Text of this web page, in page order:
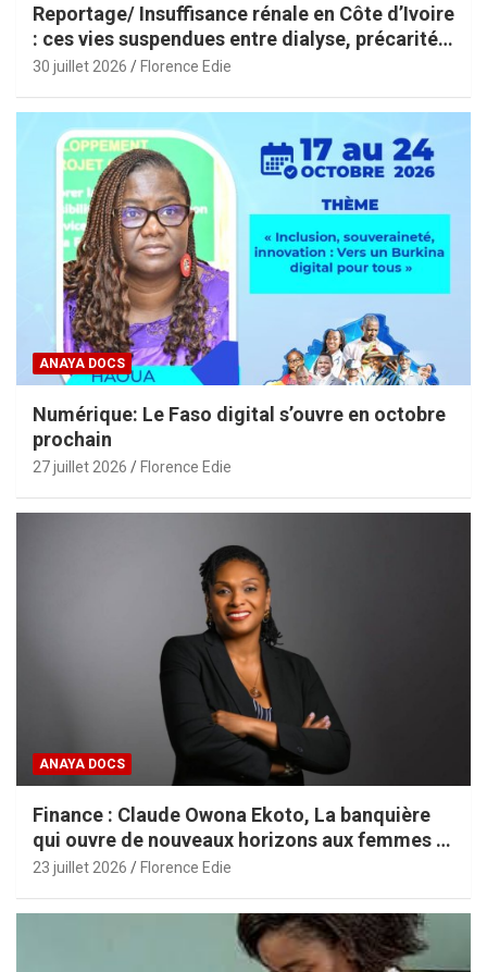
Reportage/ Insuffisance rénale en Côte d’Ivoire
: ces vies suspendues entre dialyse, précarité
et espoir
30 juillet 2026 Florence Edie
ANAYA DOCS
Numérique: Le Faso digital s’ouvre en octobre
prochain
27 juillet 2026 Florence Edie
ANAYA DOCS
Finance : Claude Owona Ekoto, La banquière
qui ouvre de nouveaux horizons aux femmes et
aux PME africaines
23 juillet 2026 Florence Edie